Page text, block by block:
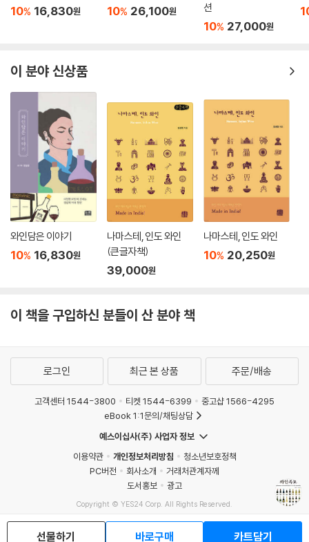
10% 16,830원 10% 26,100원
션
10% 27,000원
이 분야 신상품
와인담은 이야기
10% 16,830원
나마스테, 인도 와인
(큰글자책)
39,000원
나마스테, 인도 와인
10% 20,250원
이 책을 구입하신 분들이 산 분야 책
선물하기 바로구매 카트담기
로그인 최근 본 상품 주문/배송
고객센터 1544-3800 티켓 1544-6399
중고샵 1566-4295
eBook 1:1문의/채팅상담
예스이십사(주) 사업자 정보
이용약관
개인정보처리방침
청소년보호정책
PC버전
회사소개
거래처관계자께
도서홍보
광고
Copyright © YES24 Corp. All Rights Reserved.